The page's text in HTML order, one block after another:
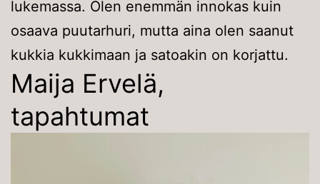
lukemassa. Olen enemmän innokas kuin
osaava puutarhuri, mutta aina olen saanut
kukkia kukkimaan ja satoakin on korjattu.
Maija Ervelä,
tapahtumat